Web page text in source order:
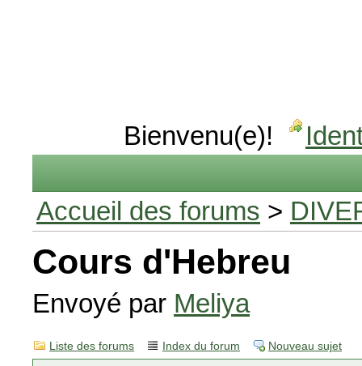
Bienvenu(e)!
Accueil des forums >
Cours d'Hebreu
Envoyé par Meliya
Liste des forums Index du forum Nouveau sujet